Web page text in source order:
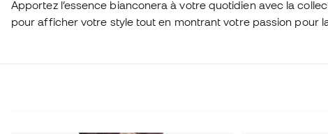
Apportez l’essence bianconera à votre quotidien avec la
pour afficher votre style tout en montrant votre passion pour